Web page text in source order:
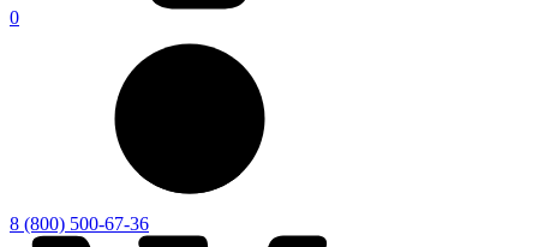
0
8 (800) 500-67-36